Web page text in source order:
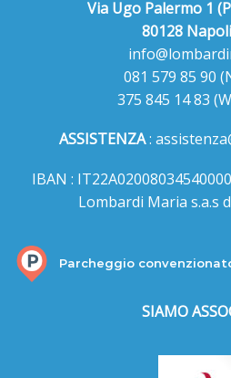
Via Ugo Palermo 1
80128
081 579 85 90
375 845 14 83
ASSISTENZA:
IBAN :
Lombardi Maria s.a.s
Parcheggio
SIAMO